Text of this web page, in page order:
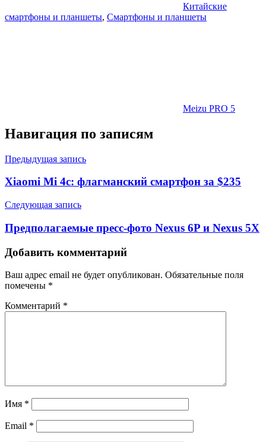
Китайские
смартфоны и планшеты, Смартфоны и планшеты
Meizu PRO 5
Навигация по записям
Предыдущая запись
Xiaomi Mi 4c: флагманский смартфон за $235
Следующая запись
Предполагаемые пресс-фото Nexus 6P и Nexus 5X
Добавить комментарий
Ваш адрес email не будет опубликован. Обязательные поля
помечены *
Комментарий *
Имя *
Email *